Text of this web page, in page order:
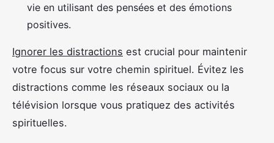
vie en utilisant des pensées et des émotions
positives.
Ignorer les distractions est crucial pour maintenir
votre focus sur votre chemin spirituel. Évitez les
distractions comme les réseaux sociaux ou la
télévision lorsque vous pratiquez des activités
spirituelles.